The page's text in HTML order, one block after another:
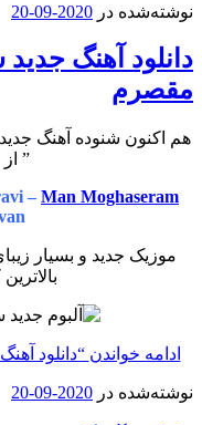
نوشته‌شده در 2020-09-20
دانلود آهنگ
مقصرم
هم اکنون شنوده آهنگ
”
– Man Moghaseram
موزیک جدید و بسیار
ادامه خواندن “دانلود
نوشته‌شده در 2020-09-20